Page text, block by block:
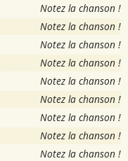
Notez la chanson !
Notez la chanson !
Notez la chanson !
Notez la chanson !
Notez la chanson !
Notez la chanson !
Notez la chanson !
Notez la chanson !
Notez la chanson !